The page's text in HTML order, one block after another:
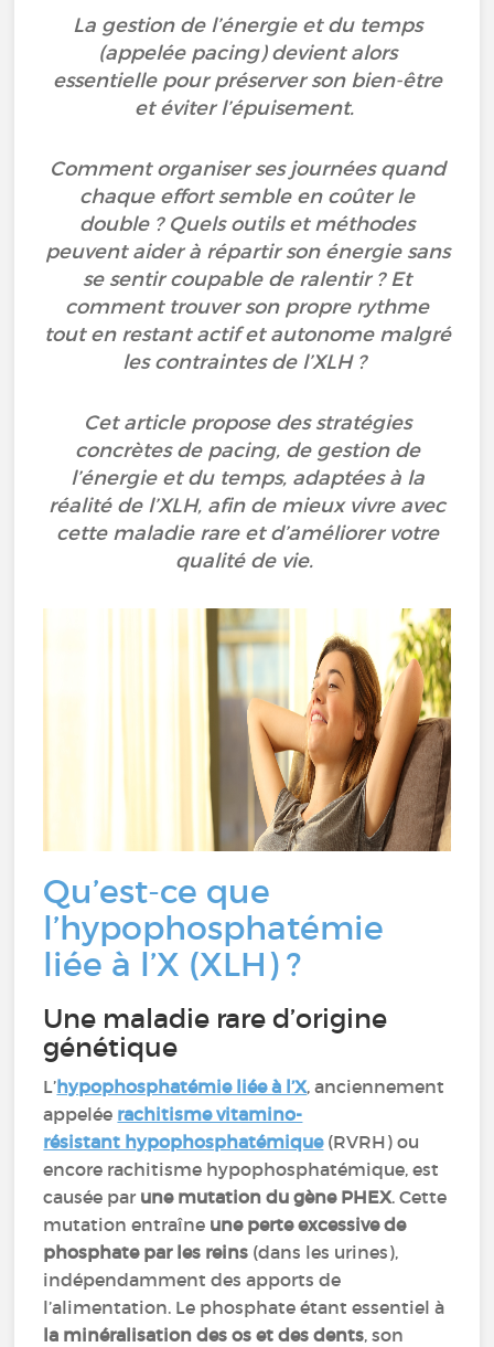
La gestion de l’énergie et du temps
(appelée pacing) devient alors
essentielle pour préserver son bien-être
et éviter l’épuisement.
Comment organiser ses journées quand
chaque effort semble en coûter le
double ? Quels outils et méthodes
peuvent aider à répartir son énergie sans
se sentir coupable de ralentir ? Et
comment trouver son propre rythme
tout en restant actif et autonome malgré
les contraintes de l’XLH ?
Cet article propose des stratégies
concrètes de pacing, de gestion de
l’énergie et du temps, adaptées à la
réalité de l’XLH, afin de mieux vivre avec
cette maladie rare et d’améliorer votre
qualité de vie.
Qu’est-ce que
l’hypophosphatémie
liée à l’X (XLH) ?
Une maladie rare d’origine
génétique
L’hypophosphatémie liée à l’X, anciennement
appelée rachitisme vitamino-
résistant hypophosphatémique(RVRH) ou
encore rachitisme hypophosphatémique, est
causée par une mutation du gène PHEX. Cette
mutation entraîne une perte excessive de
phosphate par les reins (dans les urines),
indépendamment des apports de
l’alimentation. Le phosphate étant essentiel à
la minéralisation des os et des dents, son